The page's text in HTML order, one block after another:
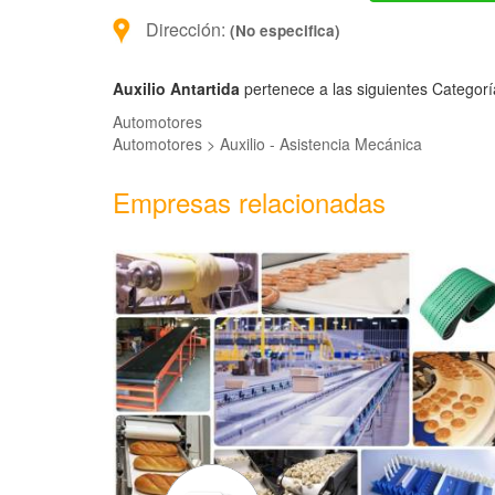
Dirección: (No especifica)
Auxilio Antartida pertenece a las siguientes
Automotores
Automotores > Auxilio - Asistencia Mecánica
Empresas relacionadas